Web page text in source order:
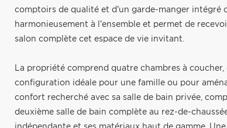
comptoirs de qualité et d'un garde-manger intégré
harmonieusement à l'ensemble et permet de
salon complète cet espace de vie invitant.
La propriété comprend quatre chambres à
configuration idéale pour une famille ou pour
confort recherché avec sa salle de bain privée,
deuxième salle de bain complète au rez-de-